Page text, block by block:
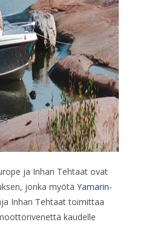
ja Inhan Tehtaat ovat
jonka myötä Yamarin-
Inhan Tehtaat toimittaa
kaudelle